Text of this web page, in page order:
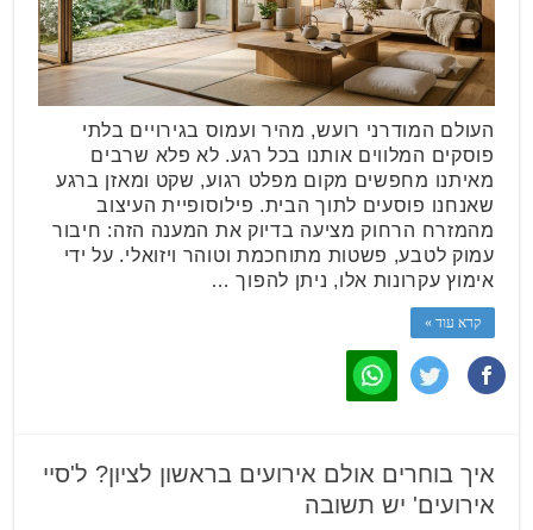
העולם המודרני רועש, מהיר ועמוס בגירויים בלתי
פוסקים המלווים אותנו בכל רגע. לא פלא שרבים
מאיתנו מחפשים מקום מפלט רגוע, שקט ומאזן ברגע
שאנחנו פוסעים לתוך הבית. פילוסופיית העיצוב
מהמזרח הרחוק מציעה בדיוק את המענה הזה: חיבור
עמוק לטבע, פשטות מתוחכמת וטוהר ויזואלי. על ידי
אימוץ עקרונות אלו, ניתן להפוך …
קרא עוד »
איך בוחרים אולם אירועים בראשון לציון? ל'סיי
אירועים' יש תשובה